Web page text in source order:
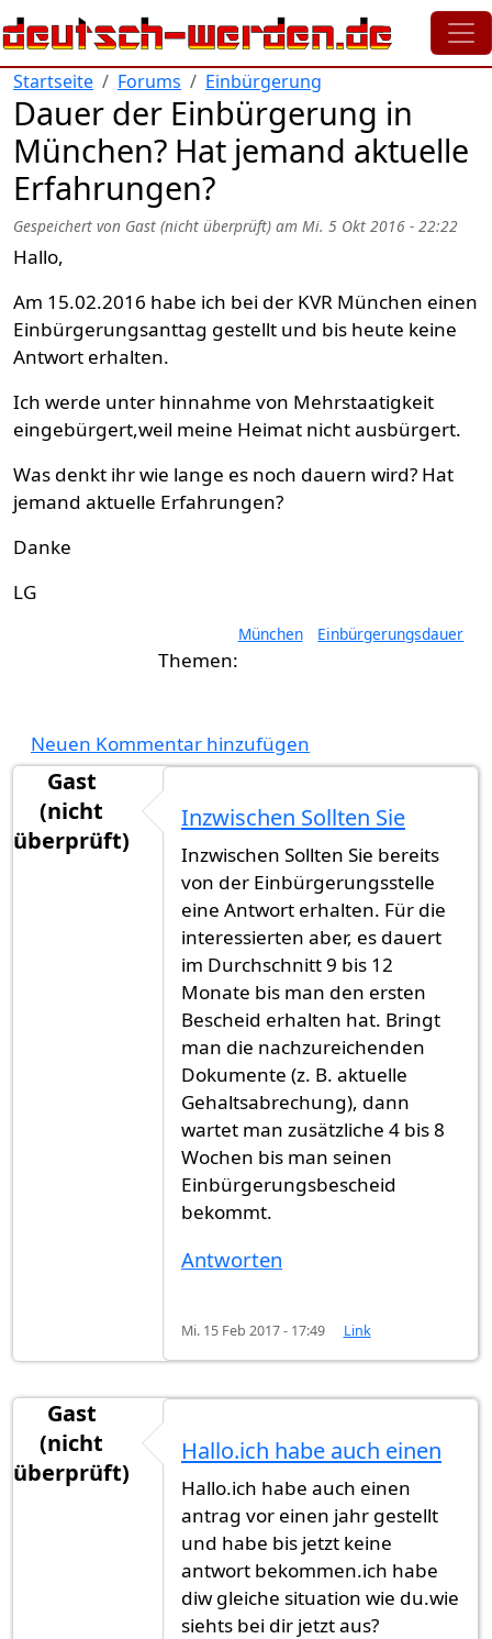
Direkt zum Inhalt
Startseite Forums Einbürgerung
Dauer der Einbürgerung in
München? Hat jemand aktuelle
Erfahrungen?
Gespeichert von Gast (nicht überprüft) am Mi. 5 Okt 2016 - 22:22
Hallo,
Am 15.02.2016 habe ich bei der KVR München einen
Einbürgerungsanttag gestellt und bis heute keine
Antwort erhalten.
Ich werde unter hinnahme von Mehrstaatigkeit
eingebürgert,weil meine Heimat nicht ausbürgert.
Was denkt ihr wie lange es noch dauern wird? Hat
jemand aktuelle Erfahrungen?
Danke
LG
München Einbürgerungsdauer
Neuen Kommentar hinzufügen
Gast
(nicht
überprüft)
Inzwischen Sollten Sie
Inzwischen Sollten Sie bereits
von der Einbürgerungsstelle
eine Antwort erhalten. Für die
interessierten aber, es dauert
im Durchschnitt 9 bis 12
Monate bis man den ersten
Bescheid erhalten hat. Bringt
man die nachzureichenden
Dokumente (z. B. aktuelle
Gehaltsabrechung), dann
wartet man zusätzliche 4 bis 8
Wochen bis man seinen
Einbürgerungsbescheid
bekommt.
Antworten
Mi. 15 Feb 2017 - 17:49 Link
Gast
(nicht
überprüft)
Hallo.ich habe auch einen
Hallo.ich habe auch einen
antrag vor einen jahr gestellt
und habe bis jetzt keine
antwort bekommen.ich habe
diw gleiche situation wie du.wie
siehts bei dir jetzt aus?